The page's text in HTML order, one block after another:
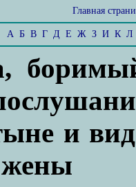
Главная
А Б В Г Д Е Ж З И К Л
и